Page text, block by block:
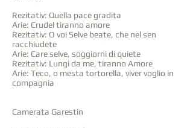
Rezitativ: Quella pace gradita
Arie: Crudel tiranno amore
Rezitativ: O voi Selve beate, che nel sen
racchiudete
Arie: Care selve, soggiorni di quiete
Rezitativ: Lungi da me, tiranno Amore
Arie: Teco, o mesta tortorella, viver voglio in
compagnia
Camerata Garestin